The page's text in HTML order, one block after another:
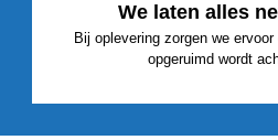
We laten alles
Bij oplevering zorgen we
opgeruimd wordt